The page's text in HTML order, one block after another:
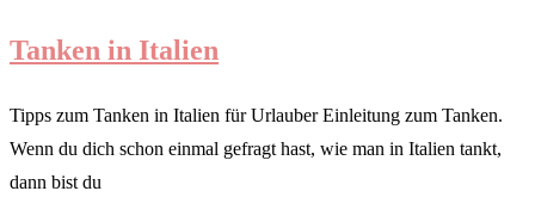
Tanken in Italien
Tipps zum Tanken in Italien für Urlauber Einleitung zum Tanken.
Wenn du dich schon einmal gefragt hast, wie man in Italien tankt,
dann bist du